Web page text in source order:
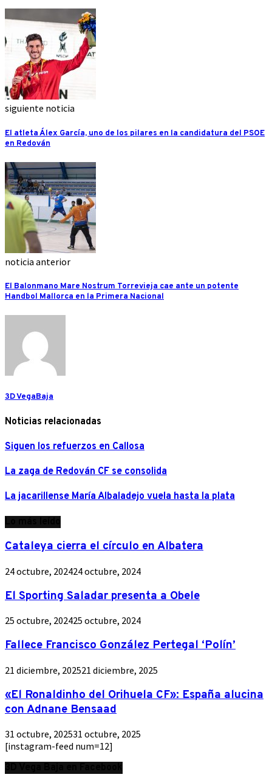
siguiente noticia
El atleta Álex García, uno de los pilares en la candidatura del PSOE
en Redován
noticia anterior
El Balonmano Mare Nostrum Torrevieja cae ante un potente
Handbol Mallorca en la Primera Nacional
3D VegaBaja
Noticias relacionadas
Siguen los refuerzos en Callosa
La zaga de Redován CF se consolida
La jacarillense María Albaladejo vuela hasta la plata
Cataleya cierra el círculo en Albatera
24 octubre, 202424 octubre, 2024
El Sporting Saladar presenta a Obele
25 octubre, 202425 octubre, 2024
Fallece Francisco González Pertegal ‘Polín’
21 diciembre, 202521 diciembre, 2025
«El Ronaldinho del Orihuela CF»: España alucina
con Adnane Bensaad
31 octubre, 202531 octubre, 2025
[instagram-feed num=12]